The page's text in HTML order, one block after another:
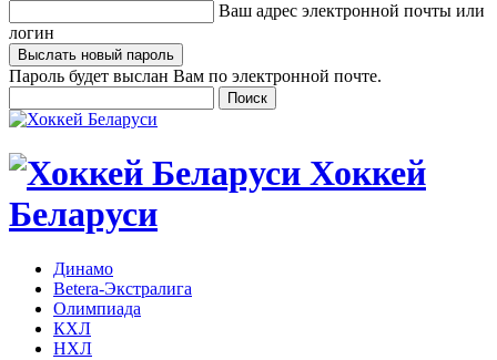
Ваш адрес электронной почты или
логин
Пароль будет выслан Вам по электронной почте.
Хоккей
Беларуси
Динамо
Betera-Экстралига
Олимпиада
КХЛ
НХЛ